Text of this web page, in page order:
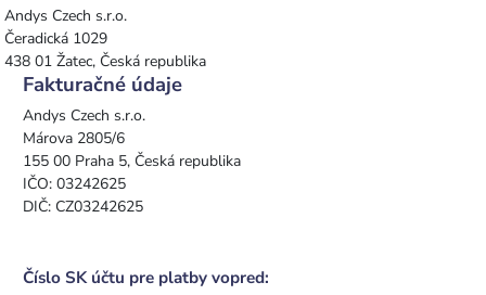
Andys Czech s.r.o.
Čeradická 1029
438 01 Žatec, Česká republika
Fakturačné údaje
Andys Czech s.r.o.
Márova 2805/6
155 00 Praha 5, Česká republika
IČO: 03242625
DIČ: CZ03242625
Číslo SK účtu pre platby vopred: